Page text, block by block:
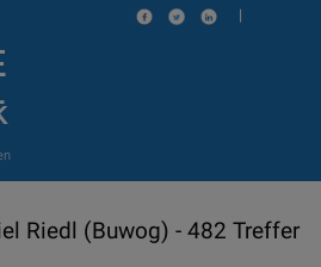
|
Riedl (Buwog) - 482 Treffer